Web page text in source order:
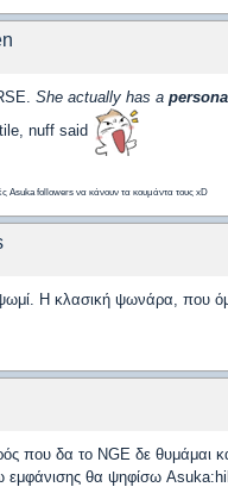
She actually has a
nuff said
Asuka followers να κάνουν τα κουμάντα τους xD
Η κλασική ψωνάρα, που
που δα το NGE δε θυμάμαι
εμφάνισης θα ψηφίσω